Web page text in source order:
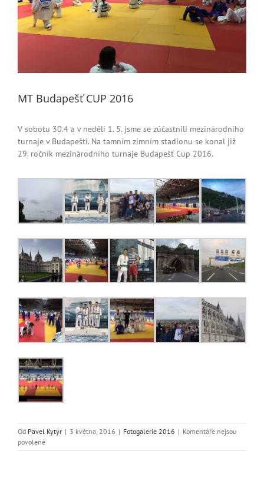
MT Budapešť CUP 2016
V sobotu 30.4 a v neděli 1. 5. jsme se zúčastnili mezinárodního
turnaje v Budapešti. Na tamním zimním stadionu se konal již
29. ročník mezinárodního turnaje Budapešť Cup 2016.
Od Pavel Kytýr | 3 května, 2016 | Fotogalerie 2016 | Komentáře nejsou
povolenéu
textu